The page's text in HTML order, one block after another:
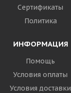
Сертификаты
Политика
ИНФОРМАЦИЯ
Помощь
Условия оплаты
Условия доставки